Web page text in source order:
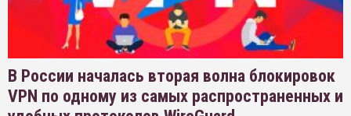
В России началась вторая волна блокировок
VPN по одному из самых распространенных и